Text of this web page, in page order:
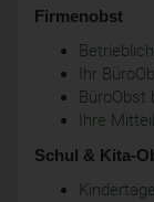
Firmenobst
Ihr
BüroObst
Ihre
Schul & Kita-